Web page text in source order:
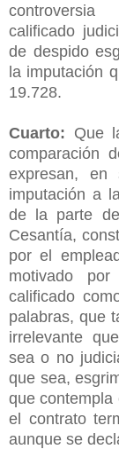
controversia
calificado
de despido
la imputación
19.728.
Cuarto: Que
comparación
expresan, en
imputación a
de la parte
Cesantía,
por el
motivado
calificado
palabras, que
irrelevante
sea o no
que sea,
que contempla
el contrato
aunque se